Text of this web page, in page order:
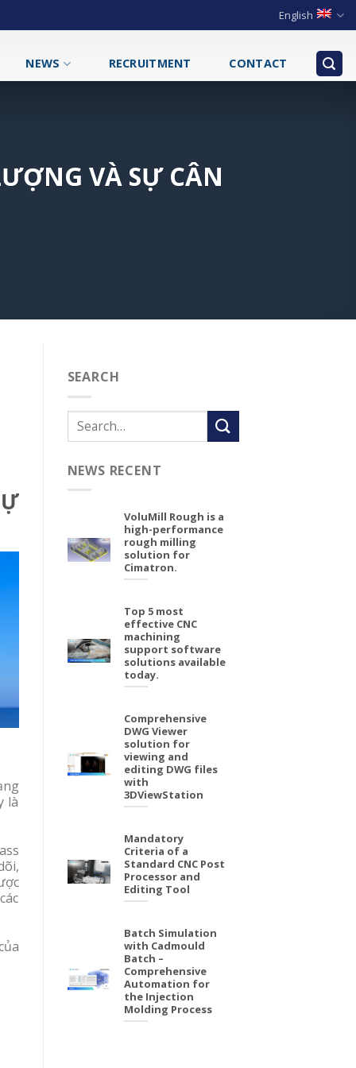
English
NEWS RECRUITMENT CONTACT
VÀ SỰ CÂN
là
SEARCH
NEWS RECENT
VoluMill Rough is a
high-performance
rough milling
solution for
Cimatron.
Top 5 most
effective CNC
machining
support software
solutions available
today.
Comprehensive
DWG Viewer
solution for
viewing and
editing DWG files
with
3DViewStation
Mandatory
Criteria of a
Standard CNC Post
Processor and
Editing Tool
Batch Simulation
with Cadmould
Batch –
Comprehensive
Automation for
the Injection
Molding Process